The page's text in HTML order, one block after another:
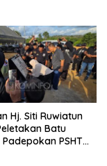
Hj. Siti Ruwiatun
Batu
PSHT